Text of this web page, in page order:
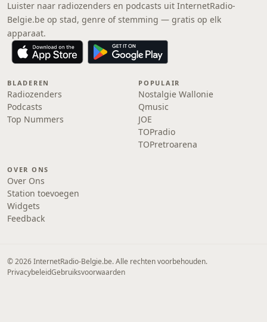
Luister naar radiozenders en podcasts uit InternetRadio-
Belgie.be op stad, genre of stemming — gratis op elk
apparaat.
BLADEREN
Radiozenders
Podcasts
Top Nummers
POPULAIR
Nostalgie Wallonie
Qmusic
JOE
TOPradio
TOPretroarena
OVER ONS
Over Ons
Station toevoegen
Widgets
Feedback
© 2026 InternetRadio-Belgie.be. Alle rechten voorbehouden.
PrivacybeleidGebruiksvoorwaarden